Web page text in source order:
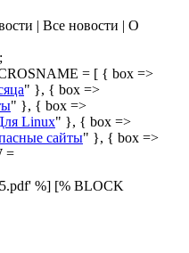
| Все новости | О
= [ { box =>
" }, { box =>
" }, { box =>
Linux" }, { box =>
сайты" }, { box =>
=
%] [% BLOCK